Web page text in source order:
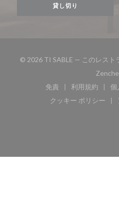
貸し切り
© 2026 TI SABLE — このレスト
免責
((新しいウィンドウ
利用規約
((新しい
個
クッキー ポリシー
((新しいウ